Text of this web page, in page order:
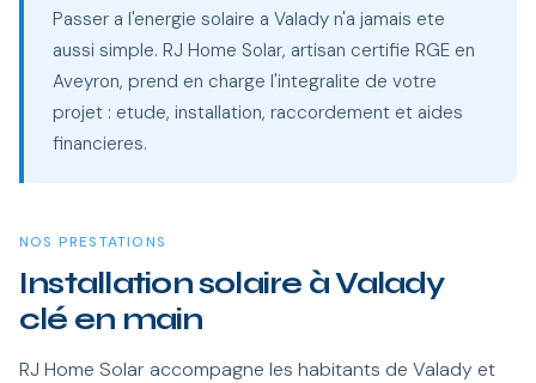
Passer a l'energie solaire a Valady n'a jamais ete
aussi simple. RJ Home Solar, artisan certifie RGE en
Aveyron, prend en charge l'integralite de votre
projet : etude, installation, raccordement et aides
financieres.
NOS PRESTATIONS
Installation solaire à Valady
clé en main
RJ Home Solar accompagne les habitants de Valady et